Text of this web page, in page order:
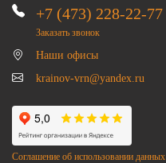
+7 (473) 228-22-77
Заказать звонок
Наши офисы
krainov-vrn@yandex.ru
Соглашение об использовании данных